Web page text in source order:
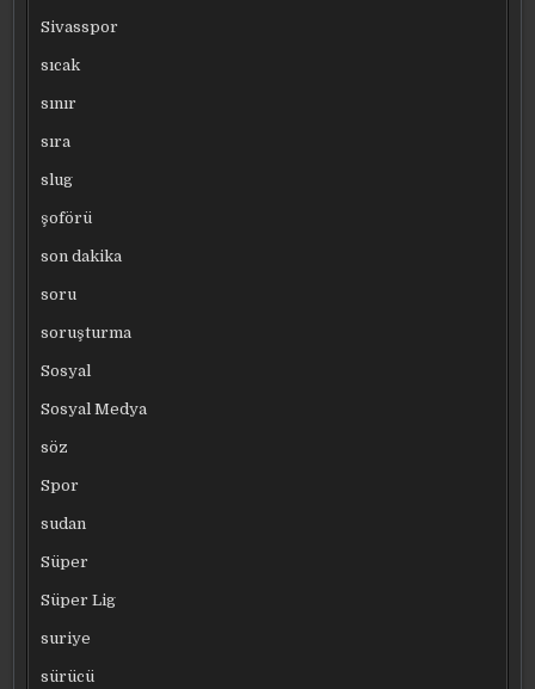
Sivasspor
sıcak
sınır
sıra
slug
şoförü
son dakika
soru
soruşturma
Sosyal
Sosyal Medya
söz
Spor
sudan
Süper
Süper Lig
suriye
sürücü